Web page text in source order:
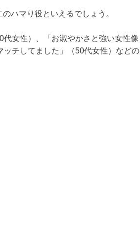
ハマり役といえるでしょう。
女性）、「お淑やかさと強い女性像
チしてました」（50代女性）などの